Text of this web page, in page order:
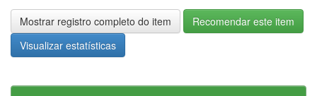
Mostrar registro completo do item
Recomendar este item
Visualizar estatísticas